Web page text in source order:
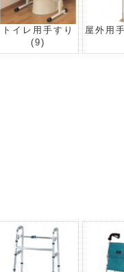
トイレ用手すり
(9)
屋外用